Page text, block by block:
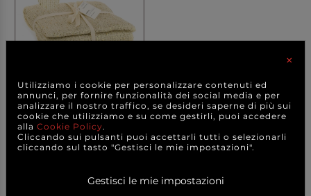
Telo decorativo "Mechic",
altezza 70 cm,...
14,90 €
×
Utilizziamo i cookie per personalizzare contenuti ed
annunci, per fornire funzionalità dei social media e per
analizzare il nostro traffico, se desideri saperne di più sui
cookie che utilizziamo e su come gestirli, puoi accedere
alla Cookie Policy.
Cliccando sui pulsanti puoi accettarli tutti o selezionarli
cliccando sul tasto "Gestisci le mie impostazioni".
Gestisci le mie impostazioni